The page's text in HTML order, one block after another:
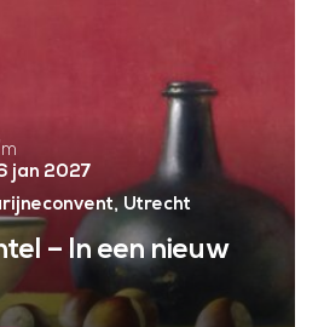
jan 2027
Utrecht
– In een nieuw